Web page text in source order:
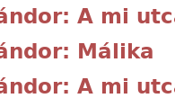
A mi
Málika
A mi